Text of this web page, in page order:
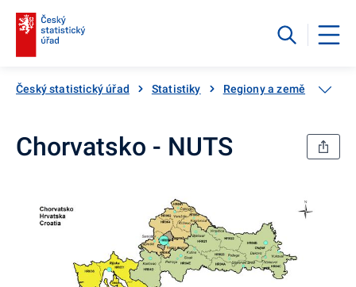
Český statistický úřad Statistiky Regiony a země
Chorvatsko - NUTS